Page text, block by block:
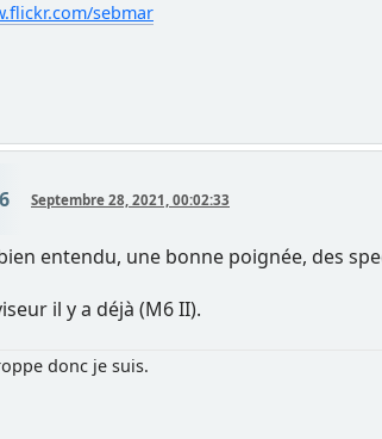
sebmar
Septembre 28, 2021, 00:02:33
entendu, une bonne poignée, des
il y a déjà (M6 II).
donc je suis.